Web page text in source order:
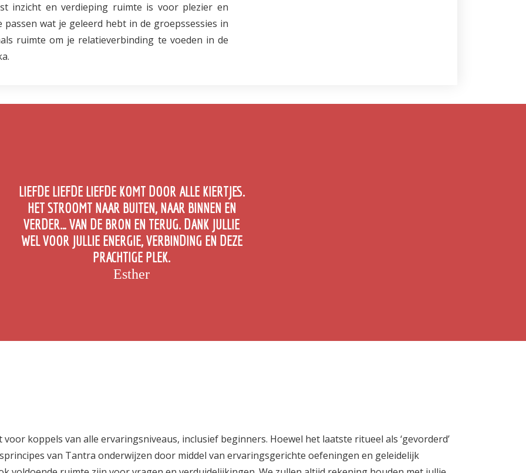
inzicht en verdieping ruimte is voor plezier en
wat je geleerd hebt in de groepssessies in
ruimte om je relatieverbinding te voeden in de
LIEFDE LIEFDE LIEFDE KOMT DOOR ALLE KIERTJES.
HET STROOMT NAAR BUITEN, NAAR BINNEN EN
VERDER… VAN DE BRON EN TERUG. DANK JULLIE
WEL VOOR JULLIE ENERGIE, VERBINDING EN DEZE
PRACHTIGE PLEK.
Esther
koppels van alle ervaringsniveaus, inclusief beginners. Hoewel het laatste ritueel als ‘gevorderd’
van Tantra onderwijzen door middel van ervaringsgerichte oefeningen en geleidelijk